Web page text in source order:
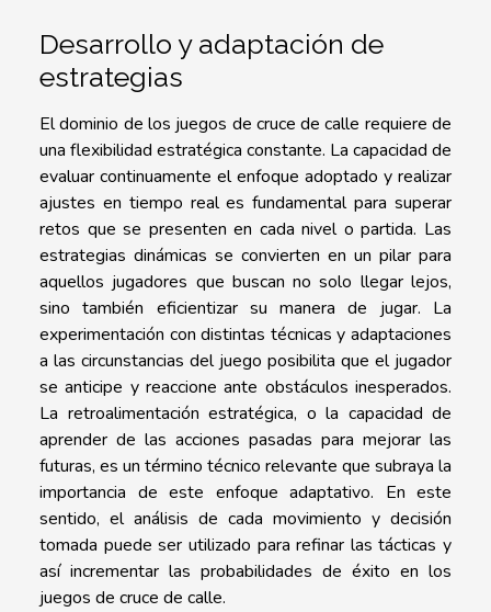
Desarrollo y adaptación de
estrategias
El dominio de los juegos de cruce de calle requiere de
una flexibilidad estratégica constante. La capacidad de
evaluar continuamente el enfoque adoptado y realizar
ajustes en tiempo real es fundamental para superar
retos que se presenten en cada nivel o partida. Las
estrategias dinámicas se convierten en un pilar para
aquellos jugadores que buscan no solo llegar lejos,
sino también eficientizar su manera de jugar. La
experimentación con distintas técnicas y adaptaciones
a las circunstancias del juego posibilita que el jugador
se anticipe y reaccione ante obstáculos inesperados.
La retroalimentación estratégica, o la capacidad de
aprender de las acciones pasadas para mejorar las
futuras, es un término técnico relevante que subraya la
importancia de este enfoque adaptativo. En este
sentido, el análisis de cada movimiento y decisión
tomada puede ser utilizado para refinar las tácticas y
así incrementar las probabilidades de éxito en los
juegos de cruce de calle.